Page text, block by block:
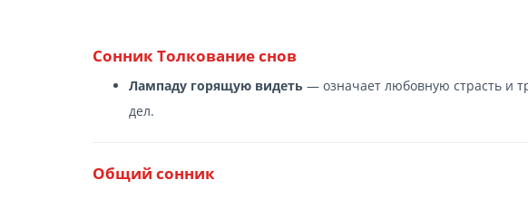
Cонник Толкование снов
Лампаду горящую видеть — означает любовную страсть и
дел.
Общий сонник